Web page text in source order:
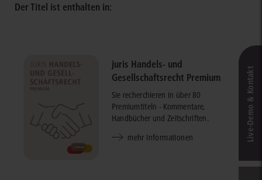
Der Titel ist enthalten in:
juris Handels- und
Gesellschaftsrecht Premium
Sie recherchieren in über 80
Premiumtiteln - Kommentare,
Handbücher und Zeitschriften.
mehr Informationen
Live‑Demo & Kontakt